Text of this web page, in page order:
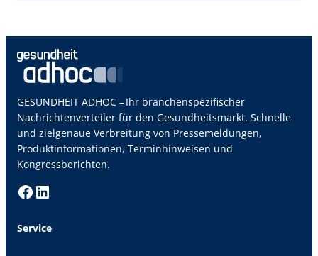
GESUNDHEIT ADHOC – Ihr branchenspezifischer
Nachrichtenverteiler für den Gesundheitsmarkt. Schnelle
und zielgenaue Verbreitung von Pressemeldungen,
Produktinformationen, Terminhinweisen und
Kongressberichten.
Facebook LinkedIn
Service